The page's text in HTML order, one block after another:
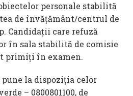
personale stabilită
de învățământ/centrul de
Candidații care refuză
în sala stabilită de comisie
primiți în examen.
la dispoziția celor
– 0800801100, de